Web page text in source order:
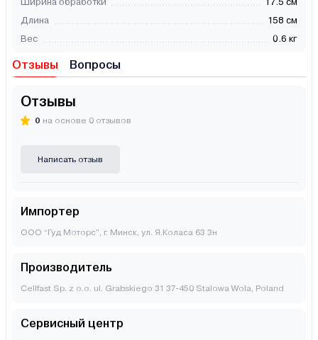
Длина
158 см
Вес
0.6 кг
Отзывы Вопросы
Отзывы
0 на основе 0 отзывов
Написать отзыв
Импортер
ООО “Гуд Моторс”, г. Минск, ул. Я.Коласа 63 3н
Производитель
Cellfast Sp. z o.o. ul. Grabskiego 31 37-450 Stalowa Wola, Poland
Сервисный центр